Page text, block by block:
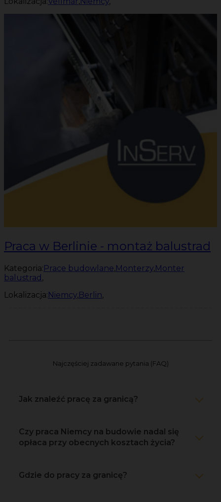
Praca w Berlinie - montaż balustrad
Kategoria:Prace budowlane,Monterzy,Monter
balustrad ,
Lokalizacja:Niemcy,Berlin,
Najczęściej zadawane pytania (FAQ)
Jak znaleźć pracę za granicą?
Czy praca Niemcy na budowie nadal się
opłaca przy obecnych kosztach życia?
Gdzie do pracy za granicę?